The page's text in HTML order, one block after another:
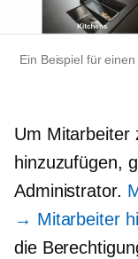
Ein Beispiel für
Um Mitarbeiter
hinzuzufügen,
Administrator.
→ Mitarbeiter
die